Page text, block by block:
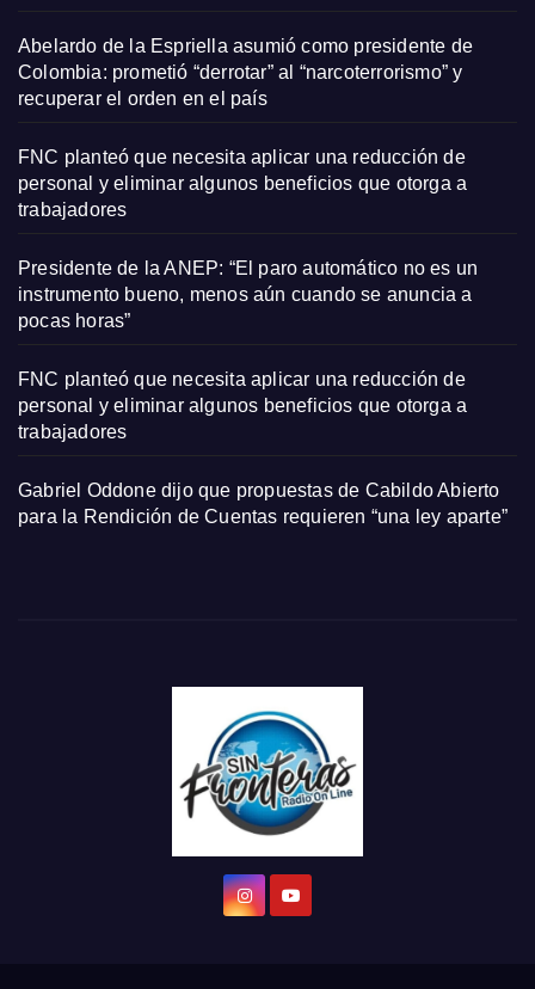
Abelardo de la Espriella asumió como presidente de
Colombia: prometió “derrotar” al “narcoterrorismo” y
recuperar el orden en el país
FNC planteó que necesita aplicar una reducción de
personal y eliminar algunos beneficios que otorga a
trabajadores
Presidente de la ANEP: “El paro automático no es un
instrumento bueno, menos aún cuando se anuncia a
pocas horas”
FNC planteó que necesita aplicar una reducción de
personal y eliminar algunos beneficios que otorga a
trabajadores
Gabriel Oddone dijo que propuestas de Cabildo Abierto
para la Rendición de Cuentas requieren “una ley aparte”